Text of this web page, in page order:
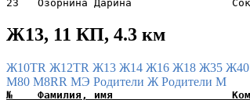
Ж13, 11 КП, 4.3 км
Ж10TR Ж12TR Ж13 Ж14 Ж16 Ж18 Ж35 Ж40
М80 М8RR МЭ Родители Ж Родители М